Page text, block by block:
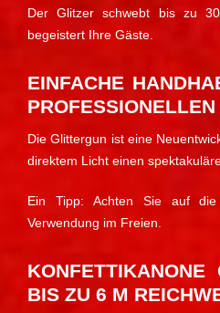
Der Glitzer schwebt bis zu
begeistert Ihre Gäste.
EINFACHE
Die Glittergun ist eine
direktem Licht einen
Ein Tipp: Achten Sie auf die
Verwendung im Freien.
BIS ZU 6 M